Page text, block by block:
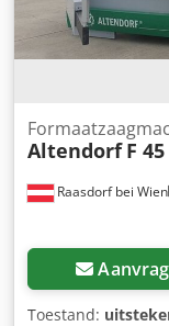
Raasdorf bei Wien
Altendorf F
Toestand: